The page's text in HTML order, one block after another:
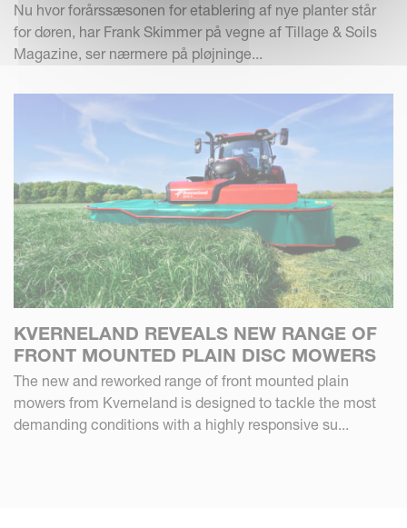
Nu hvor forårssæsonen for etablering af nye planter står
for døren, har Frank Skimmer på vegne af Tillage & Soils
Magazine, ser nærmere på pløjninge...
KVERNELAND REVEALS NEW RANGE OF
FRONT MOUNTED PLAIN DISC MOWERS
The new and reworked range of front mounted plain
mowers from Kverneland is designed to tackle the most
demanding conditions with a highly responsive su...